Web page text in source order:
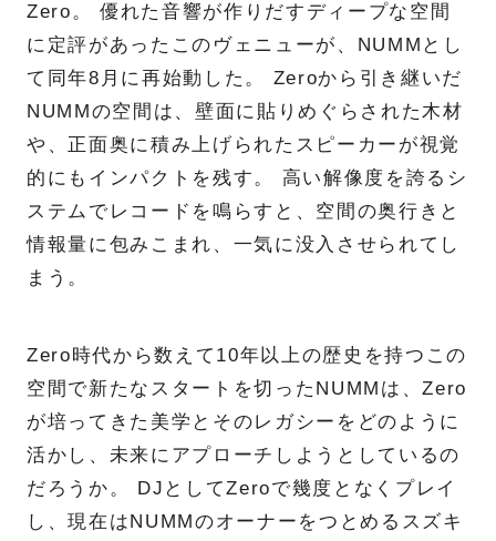
Zero。 優れた音響が作りだすディープな空間
に定評があったこのヴェニューが、NUMMとし
て同年8月に再始動した。 Zeroから引き継いだ
NUMMの空間は、壁面に貼りめぐらされた木材
や、正面奥に積み上げられたスピーカーが視覚
的にもインパクトを残す。 高い解像度を誇るシ
ステムでレコードを鳴らすと、空間の奥行きと
情報量に包みこまれ、一気に没入させられてし
まう。
Zero時代から数えて10年以上の歴史を持つこの
空間で新たなスタートを切ったNUMMは、Zero
が培ってきた美学とそのレガシーをどのように
活かし、未来にアプローチしようとしているの
だろうか。 DJとしてZeroで幾度となくプレイ
し、現在はNUMMのオーナーをつとめるスズキ